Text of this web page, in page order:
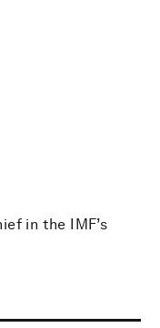
in the IMF’s